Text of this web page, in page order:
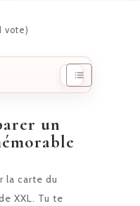
vote)
un
la carte du
XXL. Tu te